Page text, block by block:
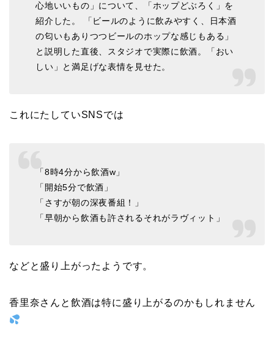
心地いいもの」について、「ホップどぶろく」を
紹介した。 「ビールのように飲みやすく、日本酒
の匂いもありつつビールのホップな感じもある」
と説明した直後、スタジオで実際に飲酒。「おい
しい」と満足げな表情を見せた。
これにたしていSNSでは
「8時4分から飲酒w」
「開始5分で飲酒」
「さすが朝の深夜番組！」
「早朝から飲酒も許されるそれがラヴィット」
などと盛り上がったようです。
香里奈さんと飲酒は特に盛り上がるのかもしれません